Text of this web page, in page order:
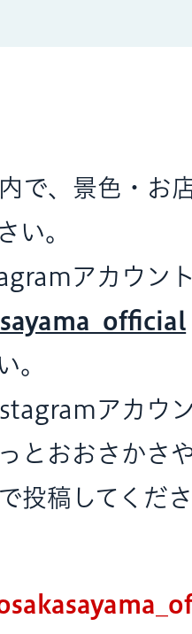
で、景色・お
い。
アカウン
。
アカウ
とおおさかさ
投稿してくだ